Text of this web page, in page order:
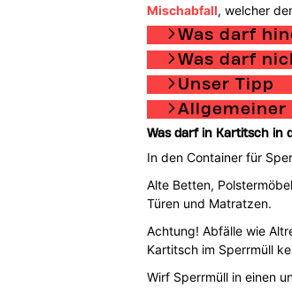
Mischabfall, welcher
Was darf
Was darf
Unser Tipp
Allgemeiner
Was darf in Kartitsch in
In den Container für
Alte Betten,
Türen und Matratzen.
Achtung! Abfälle wie
Kartitsch im Sperrmüll
Wirf Sperrmüll in einen